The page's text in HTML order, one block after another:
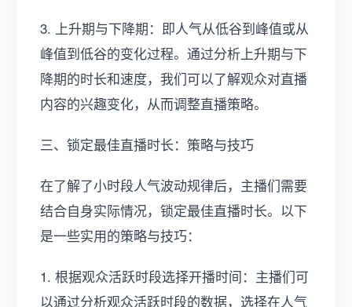
3. 上升期与下降期：即人气从低谷到峰值或从
峰值到低谷的变化过程。通过分析上升期与下
降期的时长和速度，我们可以了解观众对直播
内容的兴趣变化，从而调整直播策略。
三、锁定最佳直播时长：策略与技巧
在了解了小时段人气波动规律后，主播们需要
结合自身实际情况，锁定最佳直播时长。以下
是一些实用的策略与技巧：
1. 根据观众活跃时段选择开播时间：主播们可
以通过分析观众活跃时段的数据，选择在人气